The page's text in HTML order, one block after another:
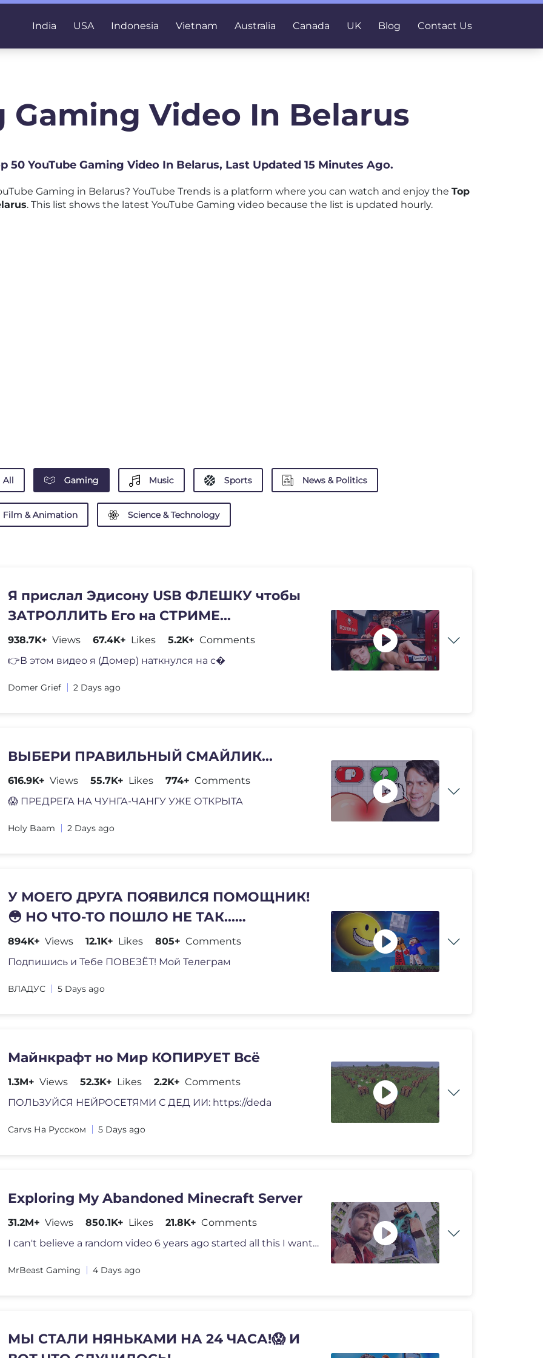
India USA Indonesia Vietnam Australia Canada UK Blog Contact Us
Gaming Video In Belarus
50 YouTube Gaming Video In Belarus, Last Updated 15 Minutes Ago.
Gaming in Belarus? YouTube Trends is a platform where you can watch and enjoy the Top
. This list shows the latest YouTube Gaming video because the list is updated hourly.
All Gaming Music Sports News & Politics
Film & Animation Science & Technology
Я прислал Эдисону USB ФЛЕШКУ чтобы
ЗАТРОЛЛИТЬ Его на СТРИМЕ...
938.7K+ Views 67.4K+ Likes 5.2K+ Comments
👉В этом видео я (Домер) наткнулся на с�
Domer Grief 2 Days ago
ВЫБЕРИ ПРАВИЛЬНЫЙ СМАЙЛИК...
616.9K+ Views 55.7K+ Likes 774+ Comments
😱 ПРЕДРЕГА НА ЧУНГА-ЧАНГУ УЖЕ ОТКРЫТА
Holy Baam 2 Days ago
У МОЕГО ДРУГА ПОЯВИЛСЯ ПОМОЩНИК!
😳 НО ЧТО-ТО ПОШЛО НЕ ТАК...
МАЙНКРАФТ
894K+ Views 12.1K+ Likes 805+ Comments
Подпишись и Тебе ПОВЕЗЁТ! Мой Телеграм
ВЛАДУС 5 Days ago
Майнкрафт но Мир КОПИРУЕТ Всё
1.3M+ Views 52.3K+ Likes 2.2K+ Comments
ПОЛЬЗУЙСЯ НЕЙРОСЕТЯМИ С ДЕД ИИ: https://deda
Carvs На Русском 5 Days ago
Exploring My Abandoned Minecraft Server
31.2M+ Views 850.1K+ Likes 21.8K+ Comments
I can't believe a random video 6 years ago started all this I want to
MrBeast Gaming 4 Days ago
МЫ СТАЛИ НЯНЬКАМИ НА 24 ЧАСА!😱 И